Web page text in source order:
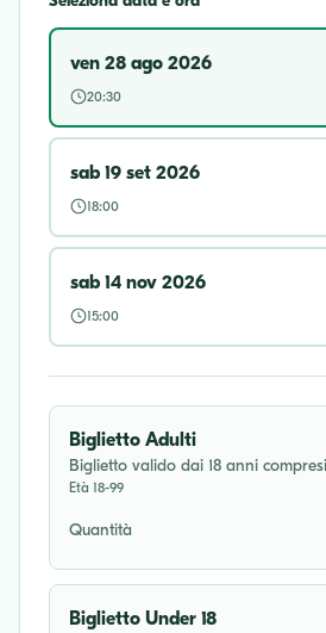
ven 28 ago 2026
20:30
sab 19 set 2026
18:00
sab 14 nov 2026
15:00
Biglietto Adulti
Biglietto valido dai 18 anni
Età 18-99
Quantità
Biglietto Under 18